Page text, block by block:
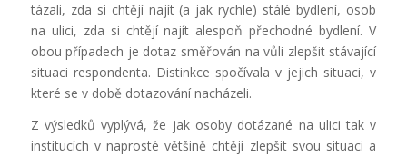
tázali, zda si chtějí najít (a jak rychle) stálé bydlení, osob
na ulici, zda si chtějí najít alespoň přechodné bydlení. V
obou případech je dotaz směřován na vůli zlepšit stávající
situaci respondenta. Distinkce spočívala v jejich situaci, v
které se v době dotazování nacházeli.
Z výsledků vyplývá, že jak osoby dotázané na ulici tak v
institucích v naprosté většině chtějí zlepšit svou situaci a